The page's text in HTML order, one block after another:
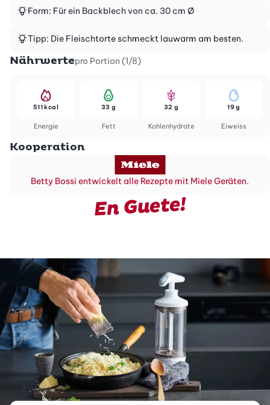
Form: Für ein Backblech von ca. 30 cm Ø
Tipp: Die Fleischtorte schmeckt lauwarm am besten.
Nährwertepro Portion (1/8)
Energie
511 kcal
Fett
33 g
Kohlenhydrate
32 g
Eiweiss
19 g
Kooperation
Betty Bossi entwickelt alle Rezepte mit Miele Geräten.
En Guete!